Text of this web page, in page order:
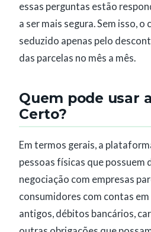
essas perguntas estão
a ser mais segura. Sem isso,
seduzido apenas pelo
das parcelas no mês a mês.
Quem pode usar
Certo?
Em termos gerais, a
pessoas físicas que possuem
negociação com empresas
consumidores com contas
antigos, débitos bancários,